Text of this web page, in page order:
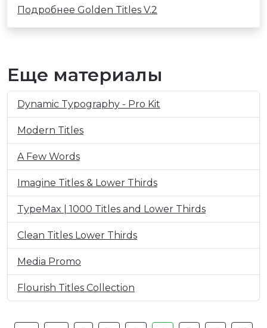
Подробнее Golden Titles V.2
Еще материалы
Dynamic Typography - Pro Kit
Modern Titles
A Few Words
Imagine Titles & Lower Thirds
TypeMax | 1000 Titles and Lower Thirds
Clean Titles Lower Thirds
Media Promo
Flourish Titles Collection